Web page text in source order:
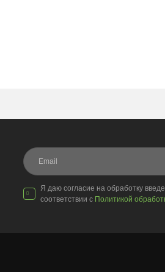
Я даю согласие на обработку
соответствии с Политикой